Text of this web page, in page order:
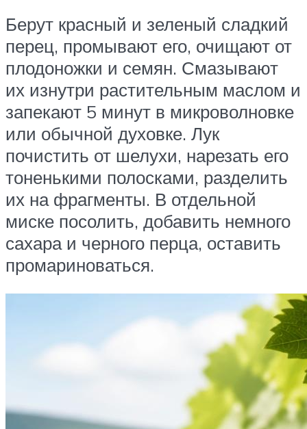
Берут красный и зеленый сладкий
перец, промывают его, очищают от
плодоножки и семян. Смазывают
их изнутри растительным маслом и
запекают 5 минут в микроволновке
или обычной духовке. Лук
почистить от шелухи, нарезать его
тоненькими полосками, разделить
их на фрагменты. В отдельной
миске посолить, добавить немного
сахара и черного перца, оставить
промариноваться.